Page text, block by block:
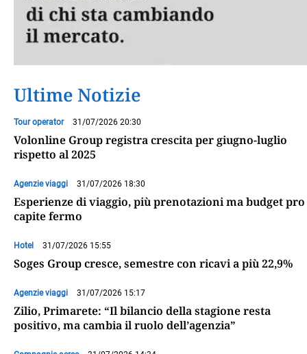
Ultime Notizie
Tour operator 31/07/2026 20:30
Volonline Group registra crescita per giugno-luglio
rispetto al 2025
Agenzie viaggi 31/07/2026 18:30
Esperienze di viaggio, più prenotazioni ma budget pro
capite fermo
Hotel 31/07/2026 15:55
Soges Group cresce, semestre con ricavi a più 22,9%
Agenzie viaggi 31/07/2026 15:17
Zilio, Primarete: “Il bilancio della stagione resta
positivo, ma cambia il ruolo dell’agenzia”